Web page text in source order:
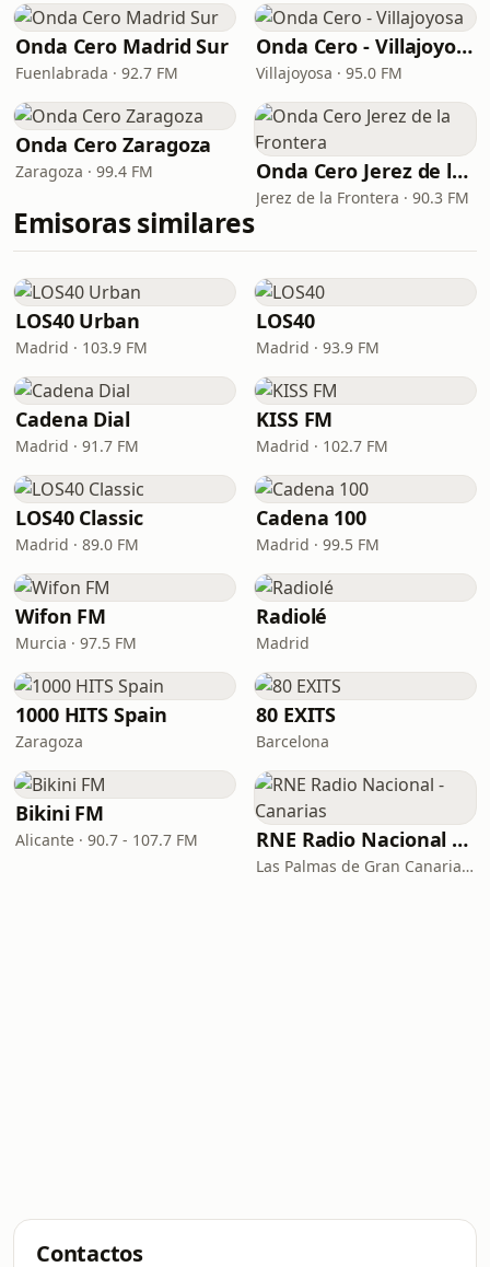
Onda Cero Madrid Sur
Fuenlabrada · 92.7 FM
Onda Cero - Villajoyosa
Villajoyosa · 95.0 FM
Onda Cero Zaragoza
Zaragoza · 99.4 FM Onda Cero Jerez de la Frontera
Jerez de la Frontera · 90.3 FM
Emisoras similares
LOS40 Urban
Madrid · 103.9 FM
LOS40
Madrid · 93.9 FM
Cadena Dial
Madrid · 91.7 FM
KISS FM
Madrid · 102.7 FM
LOS40 Classic
Madrid · 89.0 FM
Cadena 100
Madrid · 99.5 FM
Wifon FM
Murcia · 97.5 FM
Radiolé
Madrid
1000 HITS Spain
Zaragoza
80 EXITS
Barcelona
Bikini FM
Alicante · 90.7 - 107.7 FM RNE Radio Nacional - Canarias
Las Palmas de Gran Canaria · 92.8 FM
Contactos